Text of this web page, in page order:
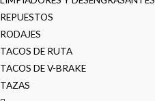
REPUESTOS
RODAJES
TACOS DE RUTA
TACOS DE V-BRAKE
TAZAS